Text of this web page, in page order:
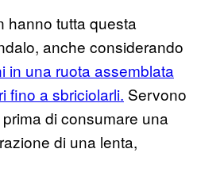
hanno tutta questa
anche considerando
in una ruota assemblata
fino a sbriciolarli. Servono
di consumare una
di una lenta,